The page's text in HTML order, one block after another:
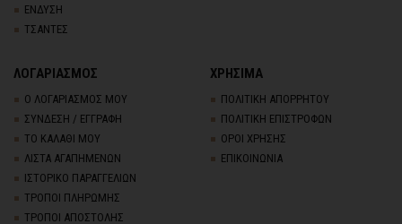
ΕΝΔΥΣΗ
ΤΣΑΝΤΕΣ
ΛΟΓΑΡΙΑΣΜΟΣ
Ο ΛΟΓΑΡΙΑΣΜΟΣ ΜΟΥ
ΣΥΝΔΕΣΗ / ΕΓΓΡΑΦΗ
ΤΟ ΚΑΛΑΘΙ ΜΟΥ
ΛΙΣΤΑ ΑΓΑΠΗΜΕΝΩΝ
ΙΣΤΟΡΙΚΟ ΠΑΡΑΓΓΕΛΙΩΝ
ΤΡΟΠΟΙ ΠΛΗΡΩΜΗΣ
ΤΡΟΠΟΙ ΑΠΟΣΤΟΛΗΣ
ΧΡΗΣΙΜΑ
ΠΟΛΙΤΙΚΗ ΑΠΟΡΡΗΤΟΥ
ΠΟΛΙΤΙΚΗ ΕΠΙΣΤΡΟΦΩΝ
ΟΡΟΙ ΧΡΗΣΗΣ
ΕΠΙΚΟΙΝΩΝΙΑ